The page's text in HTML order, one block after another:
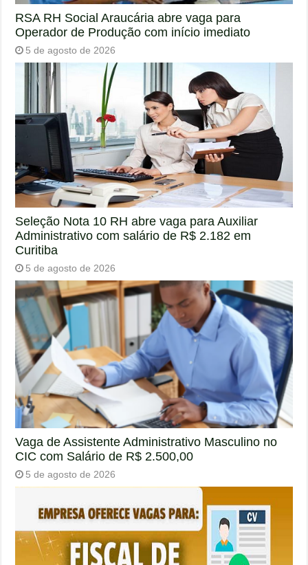
RSA RH Social Araucária abre vaga para
Operador de Produção com início imediato
5 de agosto de 2026
Seleção Nota 10 RH abre vaga para Auxiliar
Administrativo com salário de R$ 2.182 em
Curitiba
5 de agosto de 2026
Vaga de Assistente Administrativo Masculino no
CIC com Salário de R$ 2.500,00
5 de agosto de 2026